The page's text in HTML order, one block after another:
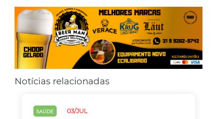
Notícias relacionadas
SAÚDE 03/JUL